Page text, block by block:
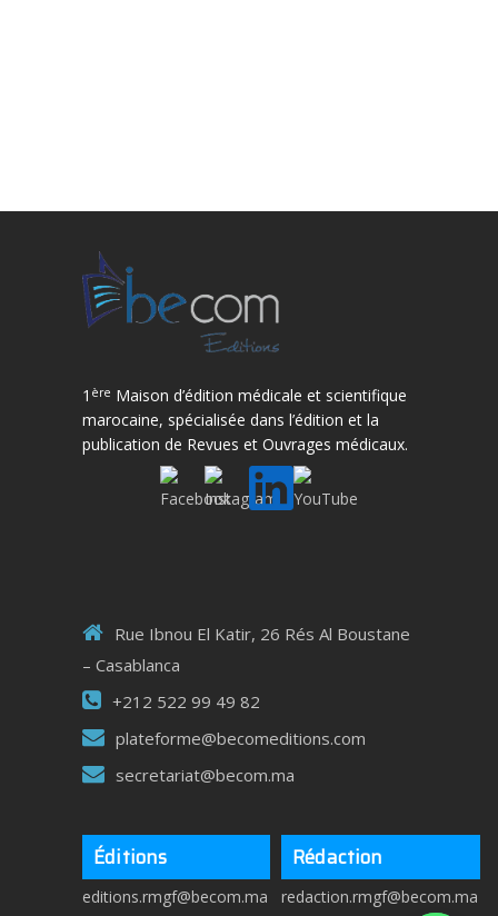
1 ère Maison d’édition médicale et scientifique
marocaine, spécialisée dans l’édition et la
publication de Revues et Ouvrages médicaux.
Rue Ibnou El Katir, 26 Rés Al Boustane
– Casablanca
+212 522 99 49 82
plateforme@becomeditions.com
secretariat@becom.ma
Éditions
editions.rmgf@becom.ma
Rédaction
redaction.rmgf@becom.ma